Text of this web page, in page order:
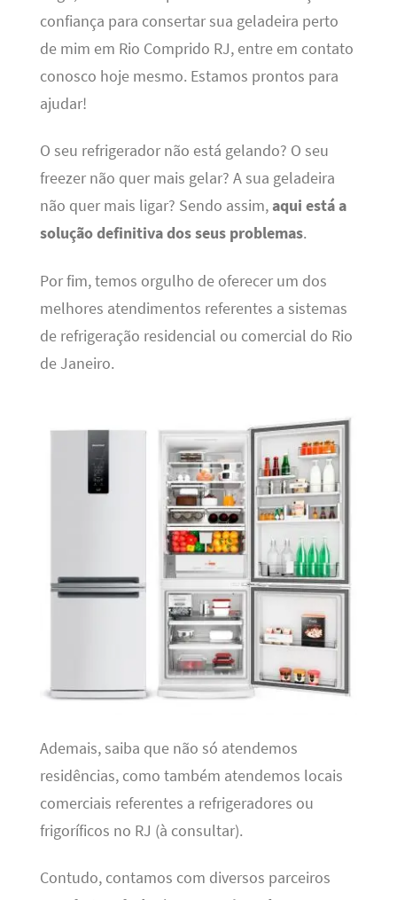
confiança para consertar sua geladeira perto
de mim em Rio Comprido RJ, entre em contato
conosco hoje mesmo. Estamos prontos para
ajudar!
O seu refrigerador não está gelando? O seu
freezer não quer mais gelar? A sua geladeira
não quer mais ligar? Sendo assim,aqui está a
solução definitiva dos seus problemas.
Por fim, temos orgulho de oferecer um dos
melhores atendimentos referentes a sistemas
de refrigeração residencial ou comercial do Rio
de Janeiro.
Ademais, saiba que não só atendemos
residências, como também atendemos locais
comerciais referentes a refrigeradores ou
frigoríficos no RJ (à consultar).
Contudo, contamos com diversos parceiros